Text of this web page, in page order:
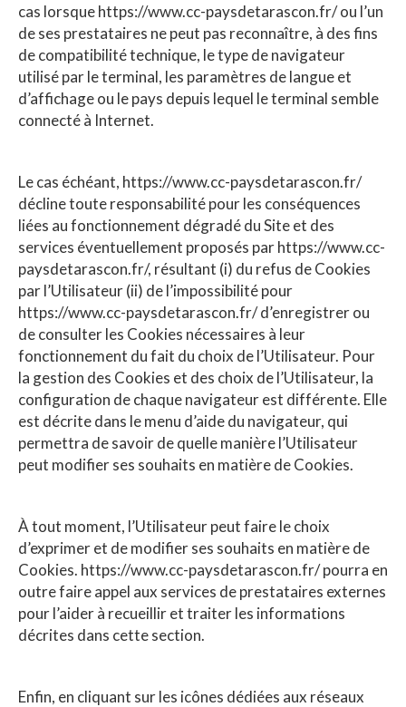
cas lorsque https://www.cc-paysdetarascon.fr/ ou l’un
de ses prestataires ne peut pas reconnaître, à des fins
de compatibilité technique, le type de navigateur
utilisé par le terminal, les paramètres de langue et
d’affichage ou le pays depuis lequel le terminal semble
connecté à Internet.
Le cas échéant, https://www.cc-paysdetarascon.fr/
décline toute responsabilité pour les conséquences
liées au fonctionnement dégradé du Site et des
services éventuellement proposés par https://www.cc-
paysdetarascon.fr/, résultant (i) du refus de Cookies
par l’Utilisateur (ii) de l’impossibilité pour
https://www.cc-paysdetarascon.fr/ d’enregistrer ou
de consulter les Cookies nécessaires à leur
fonctionnement du fait du choix de l’Utilisateur. Pour
la gestion des Cookies et des choix de l’Utilisateur, la
configuration de chaque navigateur est différente. Elle
est décrite dans le menu d’aide du navigateur, qui
permettra de savoir de quelle manière l’Utilisateur
peut modifier ses souhaits en matière de Cookies.
À tout moment, l’Utilisateur peut faire le choix
d’exprimer et de modifier ses souhaits en matière de
Cookies. https://www.cc-paysdetarascon.fr/ pourra en
outre faire appel aux services de prestataires externes
pour l’aider à recueillir et traiter les informations
décrites dans cette section.
Enfin, en cliquant sur les icônes dédiées aux réseaux